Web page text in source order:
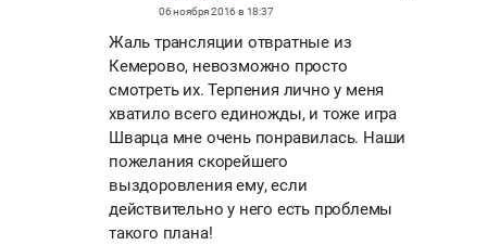
06 ноября 2016 в 18:37
Жаль трансляции отвратные из
Кемерово, невозможно просто
смотреть их. Терпения лично у меня
хватило всего единожды, и тоже игра
Шварца мне очень понравилась. Наши
пожелания скорейшего
выздоровления ему, если
действительно у него есть проблемы
такого плана!